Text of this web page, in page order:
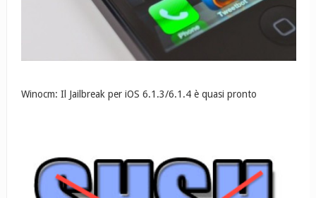
Winocm: Il Jailbreak per iOS 6.1.3/6.1.4 è quasi pronto